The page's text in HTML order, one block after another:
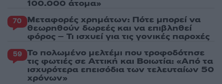
100.000 άτομα»
70 Μεταφορές χρημάτων: Πότε μπορεί να
θεωρηθούν δωρεές και να επιβληθεί
φόρος – Τι ισχυεί για τις γονικές παροχές
59 Το πολωμένο μελτέμι που τροφοδότησε
τις φωτιές σε Αττική και Βοιωτία: «Από τα
ισχυρότερα επεισόδια των τελευταίων 50
χρόνων»